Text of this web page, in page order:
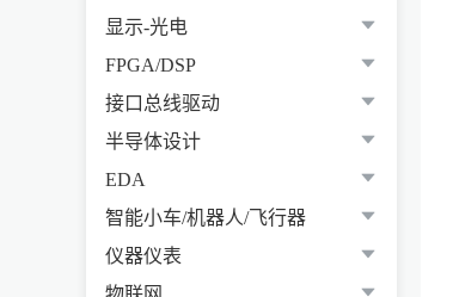
显示-光电
FPGA/DSP
接口总线驱动
半导体设计
EDA
智能小车/机器人/飞行器
仪器仪表